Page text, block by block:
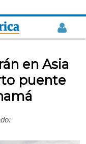
en Asia
puente